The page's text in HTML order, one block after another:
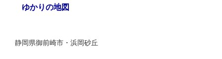
ゆかりの地図
静岡県御前崎市・浜岡砂丘